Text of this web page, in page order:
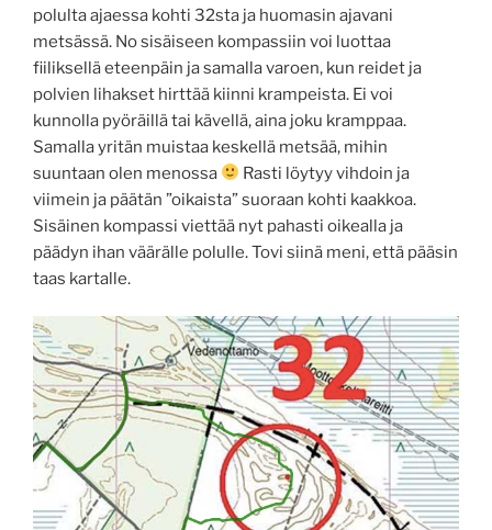
polulta ajaessa kohti 32sta ja huomasin ajavani
metsässä. No sisäiseen kompassiin voi luottaa
fiiliksellä eteenpäin ja samalla varoen, kun reidet ja
polvien lihakset hirttää kiinni krampeista. Ei voi
kunnolla pyöräillä tai kävellä, aina joku kramppaa.
Samalla yritän muistaa keskellä metsää, mihin
suuntaan olen menossa
Rasti löytyy vihdoin ja
viimein ja päätän ”oikaista” suoraan kohti kaakkoa.
Sisäinen kompassi viettää nyt pahasti oikealla ja
päädyn ihan väärälle polulle. Tovi siinä meni, että pääsin
taas kartalle.